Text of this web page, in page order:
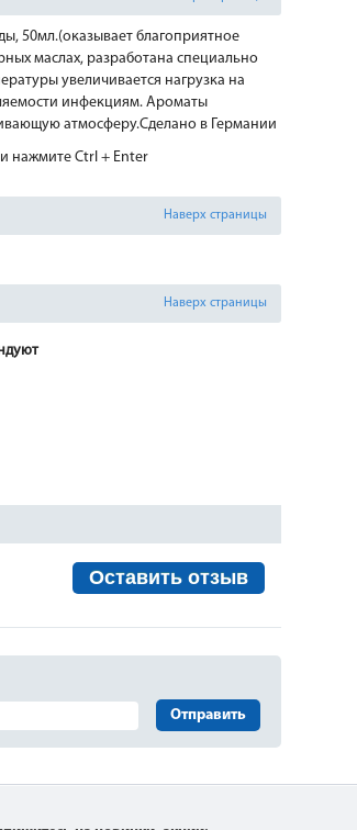
50мл.(оказывает благоприятное
маслах, разработана специально
увеличивается нагрузка на
инфекциям. Ароматы
атмосферу.Сделано в Германии
нажмите Ctrl + Enter
Наверх страницы
Наверх страницы
Оставить отзыв
Отправить